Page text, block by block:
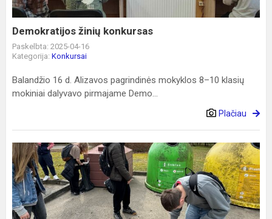
Demokratijos žinių konkursas
Paskelbta: 2025-04-16
Kategorija: Konkursai
Balandžio 16 d. Alizavos pagrindinės mokyklos 8–10 klasių
mokiniai dalyvavo pirmajame Demo...
Plačiau
Akcija
„Renkame
šiukšles,
mokomės
rūšiuoti“